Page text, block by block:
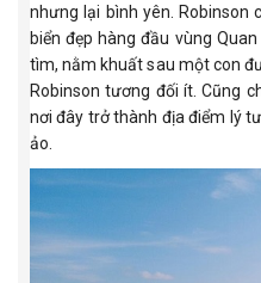
nhưng lại bình yên. Robinson
biển đẹp hàng đầu vùng
tìm, nằm khuất sau một con
Robinson tương đối ít. Cũng
nơi đây trở thành địa điểm lý
ảo.